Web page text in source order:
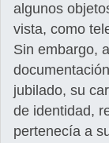
algunos
vista, como
Sin embargo,
jubilado, su
de identidad,
pertenecía a